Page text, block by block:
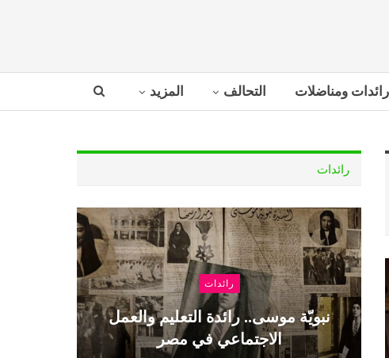
رائدات ومناضلات التحالف المزيد
رائدات
رائدات
نبويّة موسى.. رائدة التعليم والعمل
الاجتماعي في مصر